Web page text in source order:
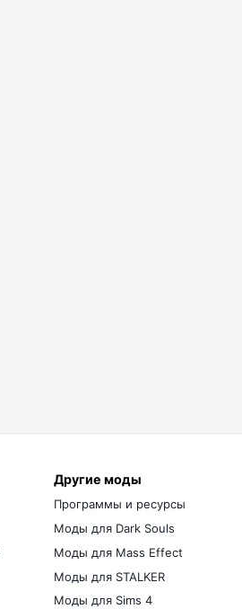
Другие моды
Программы и ресурсы
Моды для Dark Souls
Моды для Mass Effect
Моды для STALKER
Моды для Sims 4